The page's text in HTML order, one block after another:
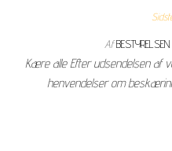
Af BESTYRELSEN
Kære alle Efter udsendelsen af
henvendelser om